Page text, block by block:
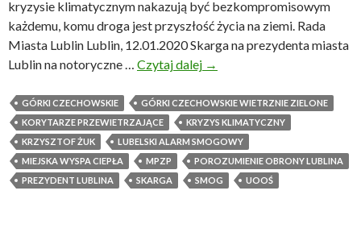
r
z
e
W
k
l
ę
c
i
kryzysie klimatycznym nakazują być bezkompromisowym
każdemu, komu droga jest przyszłość życia na ziemi. Rada
Miasta Lublin Lublin, 12.01.2020 Skarga na prezydenta miasta
Lublin na notoryczne … Czytaj dalej S
a
r
g
a
n
→
GÓRKI CZECHOWSKIE
GÓRKI CZECHOWSKIE WIETRZNIE ZIELONE
KORYTARZE PRZEWIETRZAJĄCE
KRYZYS KLIMATYCZNY
KRZYSZTOF ŻUK
LUBELSKI ALARM SMOGOWY
MIEJSKA WYSPA CIEPŁA
MPZP
POROZUMIENIE OBRONY LUBLINA
PREZYDENT LUBLINA
SKARGA SMOG UOOŚ